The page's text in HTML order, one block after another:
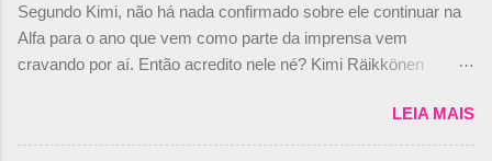
não será o companheiro de Bruno Senna em
2010. "Na verdade, nós recebemos uma oferta
de Piquet", admitiu Audetto. “Mas depois de ter
dois brasileiros”, explicou, dizendo ainda que
não tem nada contra o filho do tricampeão
Segundo Kimi, não há nada confirmado sobre ele continuar na
Alfa para o ano que vem como parte da imprensa vem
cravando por aí. Então acredito nele né? Kimi Räikkönen
truth but I’ve never had an option in my contract so that’s
should, pretty much, tell you that it’s not true." #Kimi7 #EifelGP
LEIA MAIS